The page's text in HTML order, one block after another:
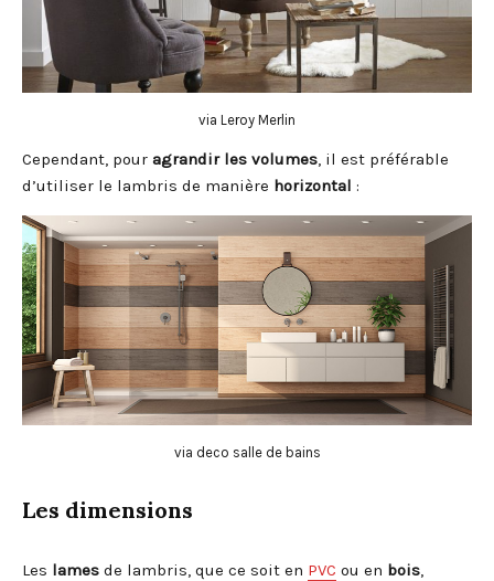
via Leroy Merlin
Cependant, pour agrandir les volumes, il est préférable
d’utiliser le lambris de manière horizontal :
via deco salle de bains
Les dimensions
Les lames de lambris, que ce soit en PVC ou en bois,